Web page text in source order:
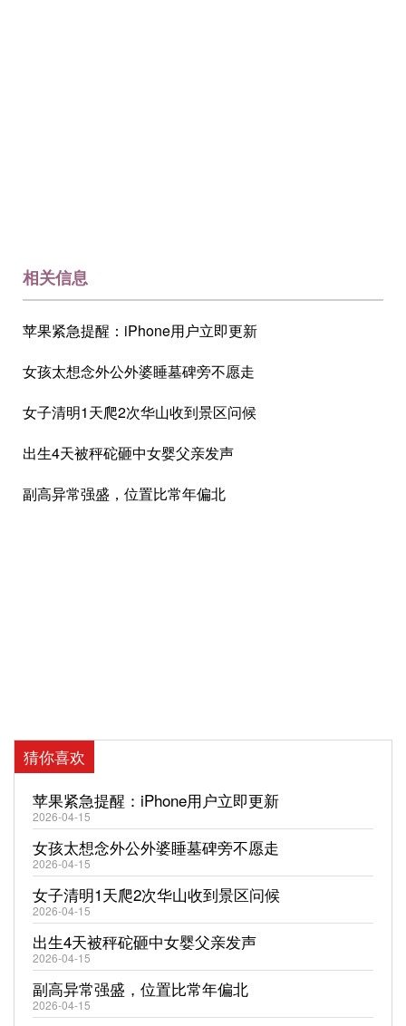
相关信息
苹果紧急提醒：iPhone用户立即更新
女孩太想念外公外婆睡墓碑旁不愿走
女子清明1天爬2次华山收到景区问候
出生4天被秤砣砸中女婴父亲发声
副高异常强盛，位置比常年偏北
猜你喜欢
苹果紧急提醒：iPhone用户立即更新
2026-04-15
女孩太想念外公外婆睡墓碑旁不愿走
2026-04-15
女子清明1天爬2次华山收到景区问候
2026-04-15
出生4天被秤砣砸中女婴父亲发声
2026-04-15
副高异常强盛，位置比常年偏北
2026-04-15